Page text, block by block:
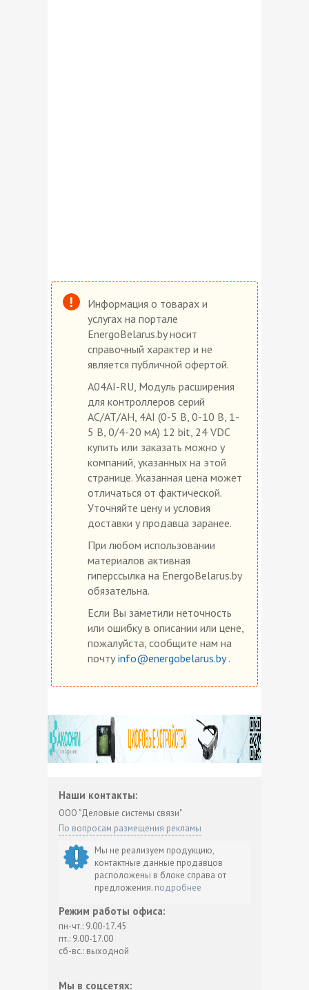
Информация о товарах и
услугах на портале
EnergoBelarus.by носит
справочный характер и не
является публичной офертой.
A04AI-RU, Модуль расширения
для контроллеров серий
AC/AT/AH, 4AI (0-5 В, 0-10 В, 1-
5 В, 0/4-20 мА) 12 bit, 24 VDC
купить или заказать можно у
компаний, указанных на этой
странице. Указанная цена может
отличаться от фактической.
Уточняйте цену и условия
доставки у продавца заранее.
При любом использовании
материалов активная
гиперссылка на EnergoBelarus.by
обязательна.
Если Вы заметили неточность
или ошибку в описании или цене,
пожалуйста, сообщите нам на
почту info@energobelarus.by.
Наши контакты:
ООО "Деловые системы связи"
По вопросам размещения рекламы
Мы не реализуем продукцию,
контактные данные продавцов
расположены в блоке справа от
предложения. подробнее
Режим работы офиса:
пн-чт.: 9.00-17.45
пт.: 9.00-17.00
сб-вс.: выходной
Мы в соцсетях: